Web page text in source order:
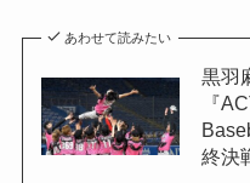
あわせて読みたい
黒羽
『
終決